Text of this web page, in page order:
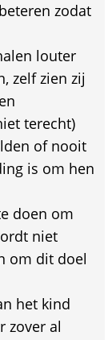
zodat
louter
zelf zien zij
terecht)
of nooit
is om hen
doen om
niet
om dit doel
het kind
zover al